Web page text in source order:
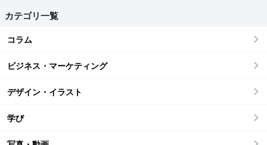
カテゴリ一覧
コラム
ビジネス・マーケティング
デザイン・イラスト
学び